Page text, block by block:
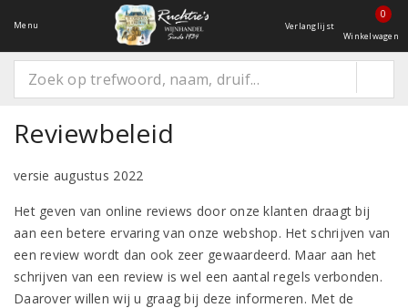
Menu Verlanglijst
0
Winkelwagen
Reviewbeleid
versie augustus 2022
Het geven van online reviews door onze klanten draagt bij
aan een betere ervaring van onze webshop. Het schrijven van
een review wordt dan ook zeer gewaardeerd. Maar aan het
schrijven van een review is wel een aantal regels verbonden.
Daarover willen wij u graag bij deze informeren. Met de